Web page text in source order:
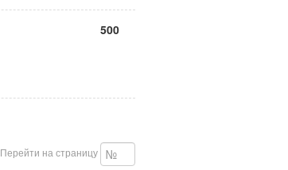
500
Перейти на страницу